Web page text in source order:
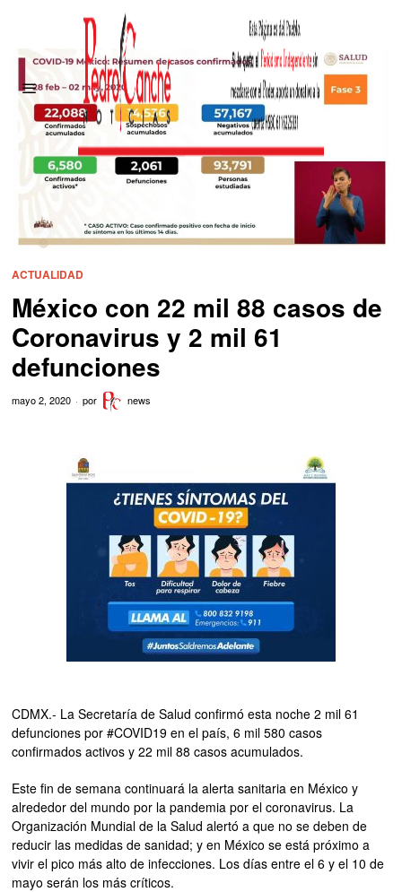
ACTUALIDAD
México con 22 mil 88 casos de
Coronavirus y 2 mil 61
defunciones
mayo 2, 2020 por news
CDMX.- La Secretaría de Salud confirmó esta noche 2 mil 61
defunciones por #COVID19 en el país, 6 mil 580 casos
confirmados activos y 22 mil 88 casos acumulados.
Este fin de semana continuará la alerta sanitaria en México y
alrededor del mundo por la pandemia por el coronavirus. La
Organización Mundial de la Salud alertó a que no se deben de
reducir las medidas de sanidad; y en México se está próximo a
vivir el pico más alto de infecciones. Los días entre el 6 y el 10 de
mayo serán los más críticos.